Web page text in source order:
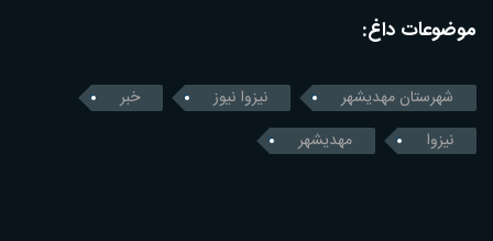
موضوعات داغ:
شهرستان مهدیشهر نیزوا نیوز
خبر
نیزوا
مهدیشهر